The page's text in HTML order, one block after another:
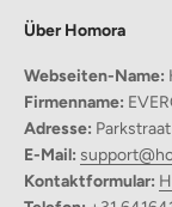
Warum dieser
Geräumiges
Mit den
Über Homora
Webseiten-Name:
Firmenname:
Adresse:
E-Mail:
Kontaktformular: